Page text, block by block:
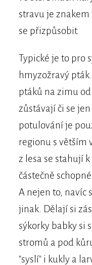
stravu je znakem
se přizpůsobit.
Typické je to pro
hmyzožravý
ptáků na zimu
zůstávají či se
potulování je
regionu s větším
z lesa se stahují
částečně
A nejen to, navíc
jinak. Dělají si
sýkorky babky si
stromů a pod
"syslí" i kukly a